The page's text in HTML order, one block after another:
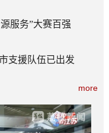
服务”大赛百强
支援队伍已出发
more